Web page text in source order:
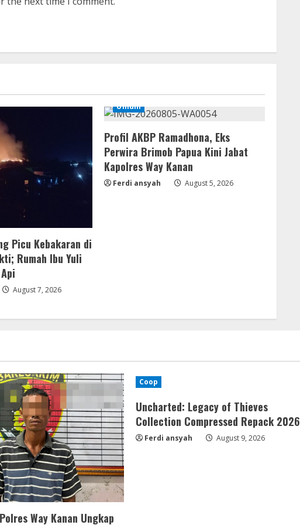
Picu Kebakaran di
Rumah Ibu Yuli
August 7, 2026
Umum
Profil AKBP Ramadhona, Eks
Perwira Brimob Papua Kini Jabat
Kapolres Way Kanan
Ferdi ansyah August 5, 2026
Way Kanan Ungkap
Coop
Uncharted: Legacy of Thieves
Collection Compressed Repack 2026
Ferdi ansyah August 9, 2026